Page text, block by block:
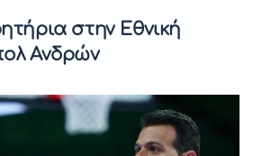
στην Εθνική
Ανδρών